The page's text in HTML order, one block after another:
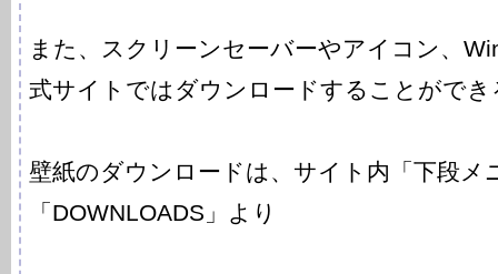
また、スクリーンセーバーやアイコン、
式サイトではダウンロードすることができ
壁紙のダウンロードは、サイト内「下段メ
「DOWNLOADS」より